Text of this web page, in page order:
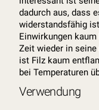
dadurch aus, dass
widerstandsfähig
Einwirkungen
Zeit wieder in
ist Filz kaum
bei Temperaturen
Verwendung